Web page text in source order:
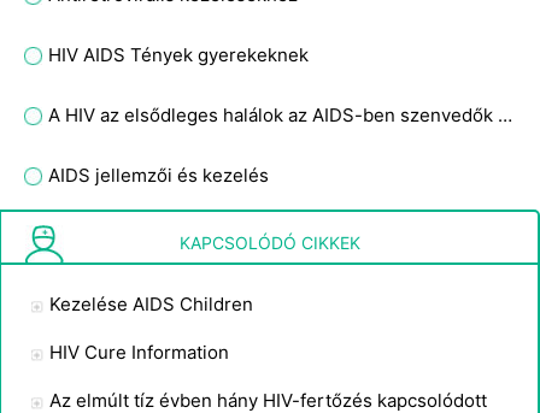
HIV AIDS Tények gyerekeknek
A HIV az elsődleges halálok az AIDS-ben szenvedők körében?
AIDS jellemzői és kezelés
KAPCSOLÓDÓ CIKKEK
Kezelése AIDS Children
HIV Cure Information
Az elmúlt tíz évben hány HIV-fertőzés kapcsolódott